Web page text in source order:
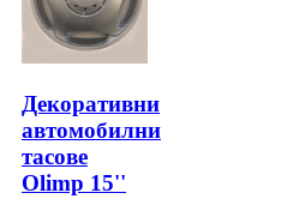
Декоративни
автомобилни
тасове
Olimp 15''